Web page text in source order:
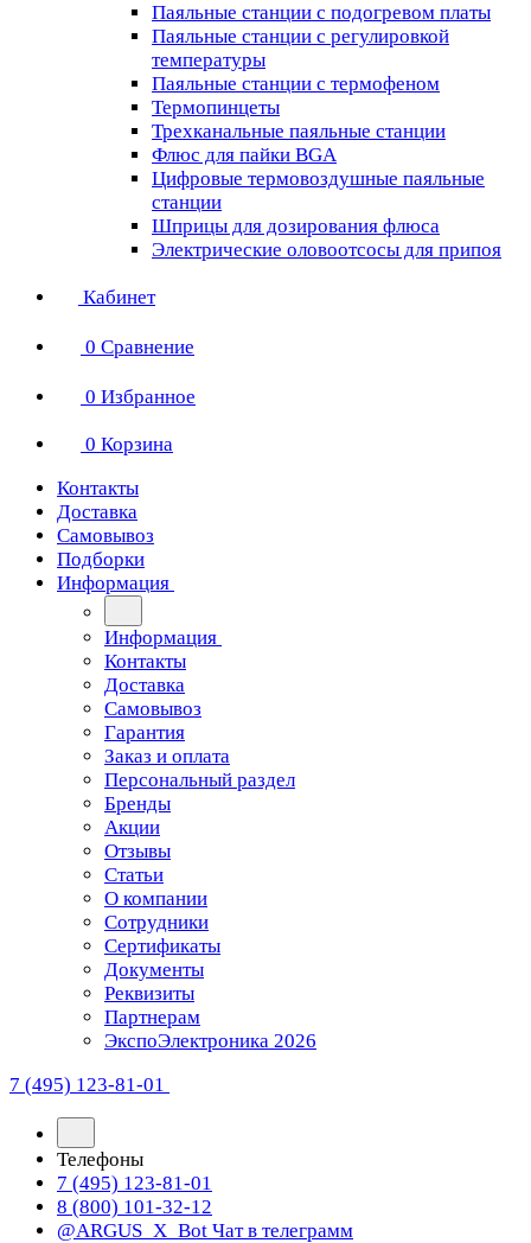
Паяльные станции с подогревом платы
Паяльные станции с регулировкой
температуры
Паяльные станции с термофеном
Термопинцеты
Трехканальные паяльные станции
Флюс для пайки BGA
Цифровые термовоздушные паяльные
станции
Шприцы для дозирования флюса
Электрические оловоотсосы для припоя
Кабинет
0 Сравнение
0 Избранное
0 Корзина
Контакты
Доставка
Самовывоз
Подборки
Информация
Информация
Контакты
Доставка
Самовывоз
Гарантия
Заказ и оплата
Персональный раздел
Бренды
Акции
Отзывы
Статьи
О компании
Сотрудники
Сертификаты
Документы
Реквизиты
Партнерам
ЭкспоЭлектроника 2026
7 (495) 123-81-01
Телефоны
7 (495) 123-81-01
8 (800) 101-32-12
@ARGUS_X_Bot Чат в телеграмм